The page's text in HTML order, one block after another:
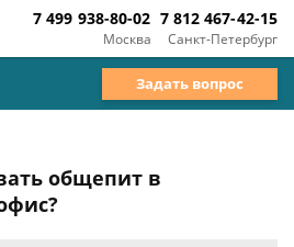
Москва
7 499 938-80-02
Санкт-Петербург
7 812 467-42-15
Задать вопрос
общепит в